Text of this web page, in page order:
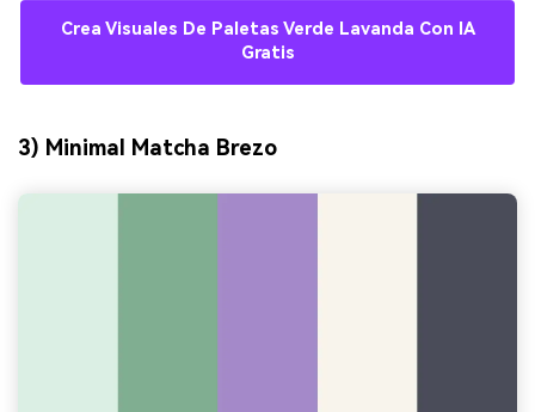
Crea Visuales De Paletas Verde Lavanda Con IA
Gratis
3) Minimal Matcha Brezo